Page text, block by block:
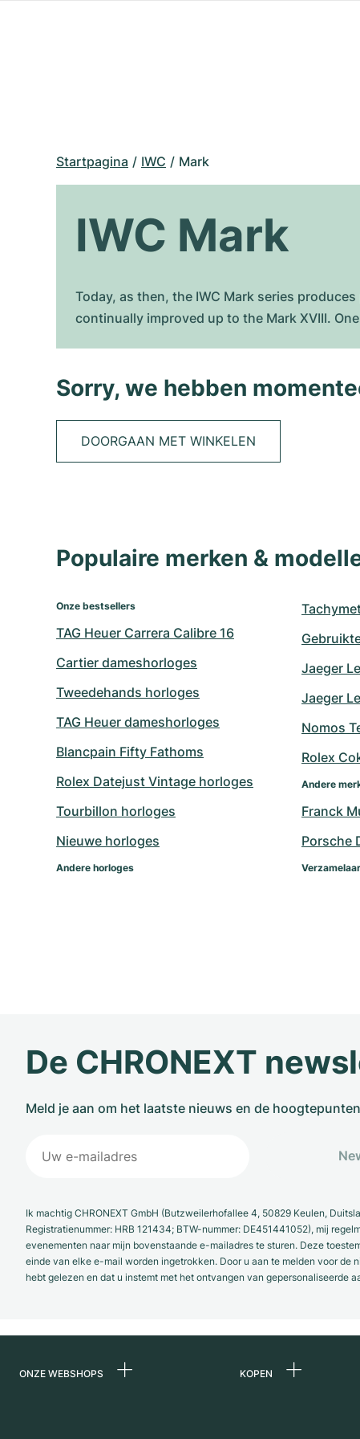
Startpagina IWC Mark
IWC Mark
Today, as then, the IWC Mark series
continually improved up to the Mark XVIII.
Sorry, we hebben
DOORGAAN MET WINKELEN
Populaire merken &
Onze bestsellers
TAG Heuer Carrera Calibre 16
Cartier dameshorloges
Tweedehands horloges
TAG Heuer dameshorloges
Blancpain Fifty Fathoms
Rolex Datejust Vintage horloges
Tourbillon horloges
Nieuwe horloges
Andere horloges
Jaeger
Jaeger
Nomos
Rolex
Andere
Franck
Porsche
De CHRONEXT
Meld je aan om het laatste nieuws en de
Ik machtig CHRONEXT GmbH (Butzweilerhofallee 4, 50829 Keulen,
Registratienummer: HRB 121434; BTW-nummer: DE451441052), mij
evenementen naar mijn bovenstaande e-mailadres te sturen. Deze
einde van elke e-mail worden ingetrokken. Door u aan te melden voor de
hebt gelezen en dat u instemt met het ontvangen van gepersonaliseerde
ONZE WEBSHOPS KOPEN